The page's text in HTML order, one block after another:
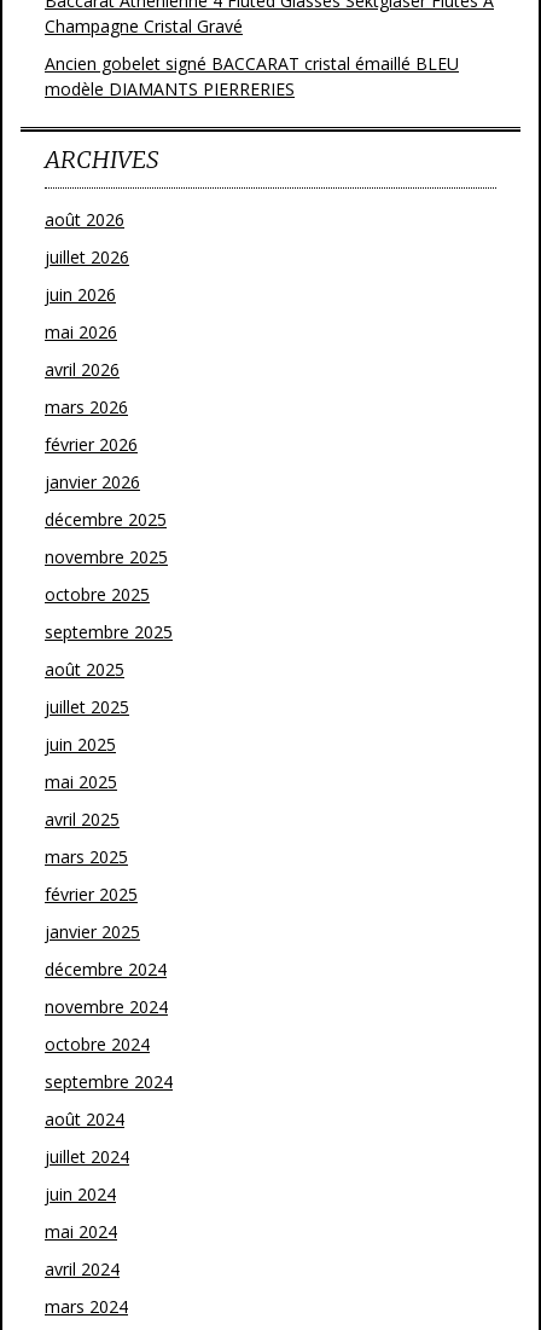
Champagne Cristal Gravé
Ancien gobelet signé BACCARAT cristal émaillé BLEU
modèle DIAMANTS PIERRERIES
ARCHIVES
août 2026
juillet 2026
juin 2026
mai 2026
avril 2026
mars 2026
février 2026
janvier 2026
décembre 2025
novembre 2025
octobre 2025
septembre 2025
août 2025
juillet 2025
juin 2025
mai 2025
avril 2025
mars 2025
février 2025
janvier 2025
décembre 2024
novembre 2024
octobre 2024
septembre 2024
août 2024
juillet 2024
juin 2024
mai 2024
avril 2024
mars 2024